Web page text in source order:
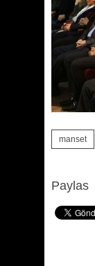
manset
Paylas